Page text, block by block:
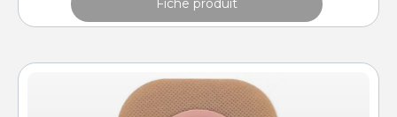
Fiche produit